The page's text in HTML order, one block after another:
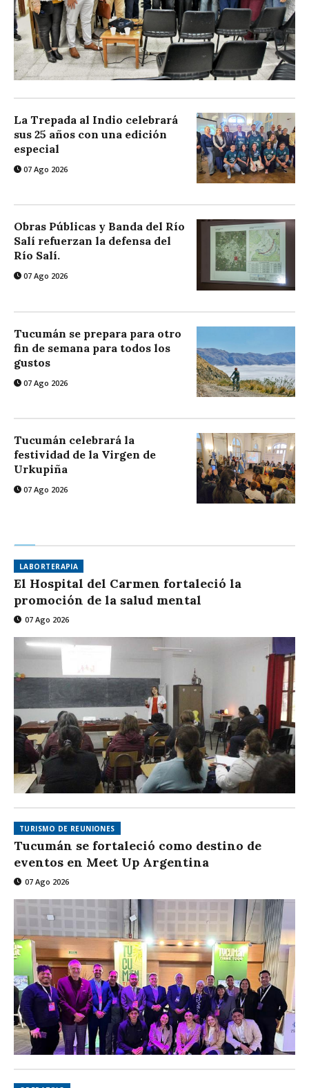
La Trepada al Indio celebrará
sus 25 años con una edición
especial
07 Ago 2026
Obras Públicas y Banda del Río
Salí refuerzan la defensa del
Río Salí.
07 Ago 2026
Tucumán se prepara para otro
fin de semana para todos los
gustos
07 Ago 2026
Tucumán celebrará la
festividad de la Virgen de
Urkupiña
07 Ago 2026
LABORTERAPIA
El Hospital del Carmen fortaleció la
promoción de la salud mental
07 Ago 2026
TURISMO DE REUNIONES
Tucumán se fortaleció como destino de
eventos en Meet Up Argentina
07 Ago 2026